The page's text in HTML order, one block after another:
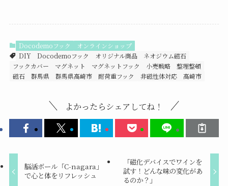
Docodemoフック
オンラインショップ
DIY
Docodemoフック オリジナル商品
ネオジウム磁石
フックカバー
マグネット マグネットフック 小売戦略
整理整頓
磁石
群馬県 群馬県高崎市 耐荷重フック 非磁性体対応 高崎市
よかったらシェアしてね！
脳活ボール「C-nagara」
で心と体をリフレッシュ
「磁化デバイスでワインを
試す！どんな味の変化があ
るのか？」